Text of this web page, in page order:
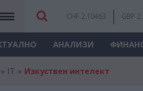
CHF 2.10463 GBP
АНАЛИЗИ
IT Изкуствен интелект